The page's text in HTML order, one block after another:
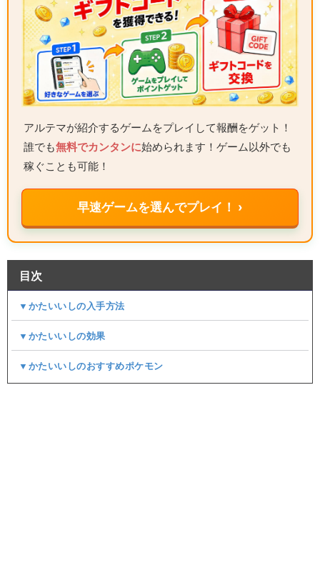
アルテマが紹介するゲームをプレイして報酬をゲット！
誰でも無料でカンタンに始められます！ゲーム以外でも
稼ぐことも可能！
早速ゲームを選んでプレイ！ ›
目次
▼かたいいしの入手方法
▼かたいいしの効果
▼かたいいしのおすすめポケモン